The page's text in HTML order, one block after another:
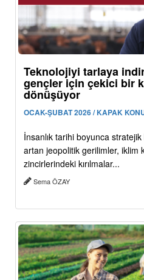
Teknolojiyi tarlaya
gençler için çekici bir
dönüşüyor
OCAK-ŞUBAT 2026 / KAPAK
İnsanlık tarihi boyunca
artan jeopolitik gerilimler, iklim
zincirlerindeki kırılmalar...
Sema ÖZAY